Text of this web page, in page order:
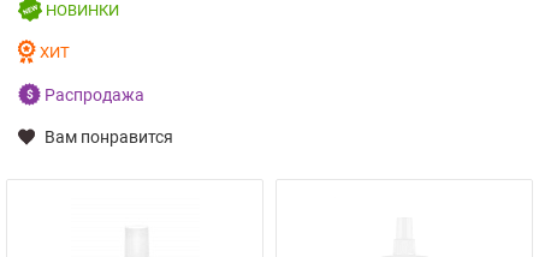
НОВИНКИ
ХИТ
Распродажа
Вам понравится